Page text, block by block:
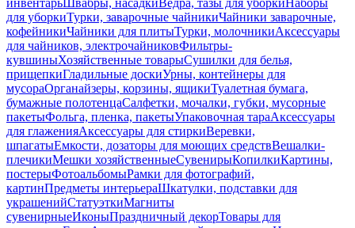
инвентарьШвабры, насадкиВедра, тазы для уборкиНаборы
для уборкиТурки, заварочные чайникиЧайники заварочные,
кофейникиЧайники для плитыТурки, молочникиАксессуары
для чайников, электрочайниковФильтры-
кувшиныХозяйственные товарыСушилки для белья,
прищепкиГладильные доскиУрны, контейнеры для
мусораОрганайзеры, корзины, ящикиТуалетная бумага,
бумажные полотенцаСалфетки, мочалки, губки, мусорные
пакетыФольга, пленка, пакетыУпаковочная тараАксессуары
для глаженияАксессуары для стиркиВеревки,
шпагатыЕмкости, дозаторы для моющих средствВешалки-
плечикиМешки хозяйственныеСувенирыКопилкиКартины,
постерыФотоальбомыРамки для фотографий,
картинПредметы интерьераШкатулки, подставки для
украшенийСтатуэткиМагниты
сувенирныеИконыПраздничный декорТовары для